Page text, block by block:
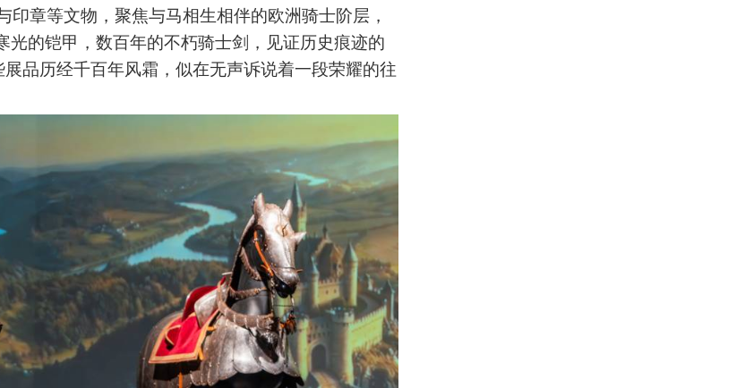
章等文物，聚焦与马相生相伴的欧洲骑士阶层，
的铠甲，数百年的不朽骑士剑，见证历史痕迹的
品历经千百年风霜，似在无声诉说着一段荣耀的往